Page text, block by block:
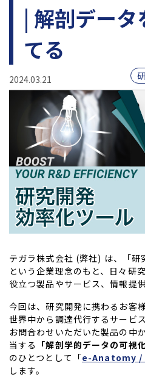
| 解剖デー
てる
2024.03.21
テガラ株式会社 (弊社) は、「研
という企業理念のもと、日々研
役立つ製品やサービス、情報提
今回は、研究開発に携わるお客
世界中から調達代行するサービス
お問合わせいただいた製品の中
当する 「解剖学的データの可視
のひとつとして「e-Anatomy
します。